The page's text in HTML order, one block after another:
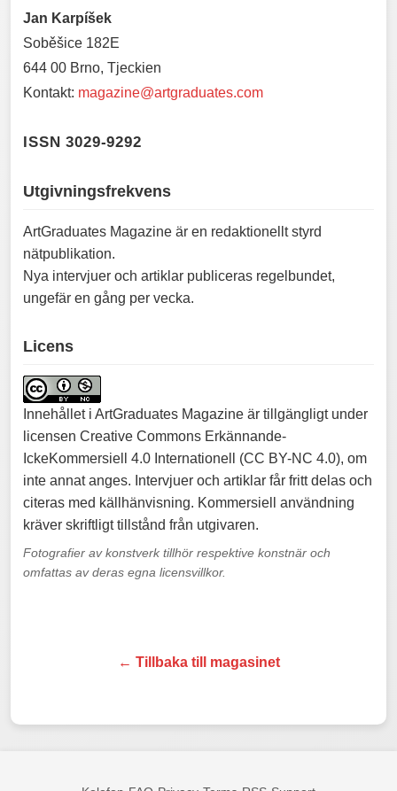
Jan Karpíšek
Soběšice 182E
644 00 Brno, Tjeckien
Kontakt: magazine@artgraduates.com
ISSN 3029-9292
Utgivningsfrekvens
ArtGraduates Magazine är en redaktionellt styrd
nätpublikation.
Nya intervjuer och artiklar publiceras regelbundet,
ungefär en gång per vecka.
Licens
Innehållet i ArtGraduates Magazine är tillgängligt under
licensen Creative Commons Erkännande-
IckeKommersiell 4.0 Internationell (CC BY-NC 4.0), om
inte annat anges. Intervjuer och artiklar får fritt delas och
citeras med källhänvisning. Kommersiell användning
kräver skriftligt tillstånd från utgivaren.
Fotografier av konstverk tillhör respektive konstnär och
omfattas av deras egna licensvillkor.
← Tillbaka till magasinet